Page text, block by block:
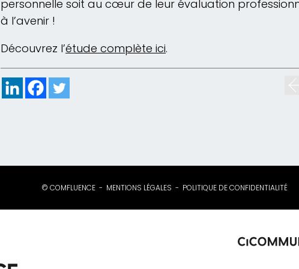
personnelle soit au cœur de leur évaluation
à l’avenir !
Découvrez l’étude complète ici.
© COMFLUENCE MENTIONS LÉGALES POLITIQUE DE CONFIDENTIALITÉ